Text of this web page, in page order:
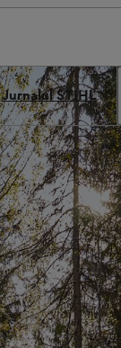
Jurnalul STIHL